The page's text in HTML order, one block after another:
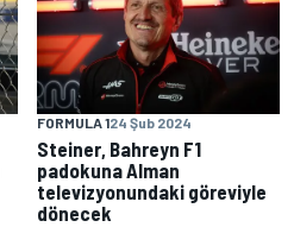
FORMULA 124 Şub 2024
Steiner, Bahreyn F1
padokuna Alman
televizyonundaki göreviyle
dönecek